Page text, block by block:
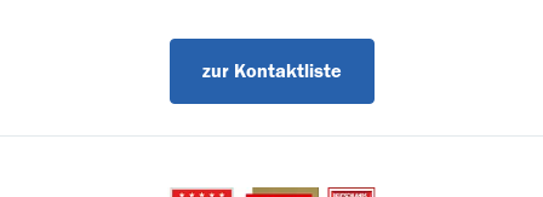
zur Kontaktliste